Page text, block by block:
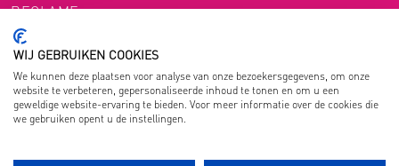
RECLAME
WIJ GEBRUIKEN COOKIES
We kunnen deze plaatsen voor analyse van onze bezoekersgegevens, om onze
website te verbeteren, gepersonaliseerde inhoud te tonen en om u een
geweldige website-ervaring te bieden. Voor meer informatie over de cookies die
we gebruiken opent u de instellingen.